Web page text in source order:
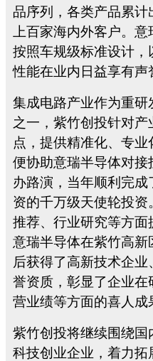
品序列，各类产品累计
上百家海内外客户。
按照车规级标准设计
性能在业内日益享有声
集成电路产业作为重
之一，紫竹创投针对
点，提供精准化、专
便协助意瑞半导体对
办路演，当年顺利完
资的千万级天使轮投
推荐、行业研究等方面
意瑞半导体在紫竹高
后获得了高新技术企
誉资质，彰显了企业
营业绩等方面的喜人成
紫竹创投将继续围绕
科技创业企业，着力